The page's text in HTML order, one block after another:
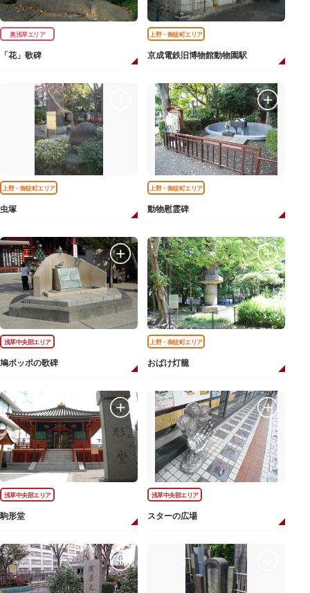
奥浅草エリア
「花」歌碑
上野・御徒町エリア
京成電鉄旧博物館動物園駅
上野・御徒町エリア
虫塚
上野・御徒町エリア
動物慰霊碑
浅草中央部エリア
鳩ポッポの歌碑
上野・御徒町エリア
おばけ灯籠
浅草中央部エリア
駒形堂
浅草中央部エリア
スターの広場